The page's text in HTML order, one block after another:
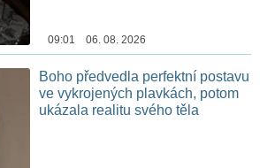
09:01 06. 08. 2026
Boho předvedla perfektní postavu
ve vykrojených plavkách, potom
ukázala realitu svého těla